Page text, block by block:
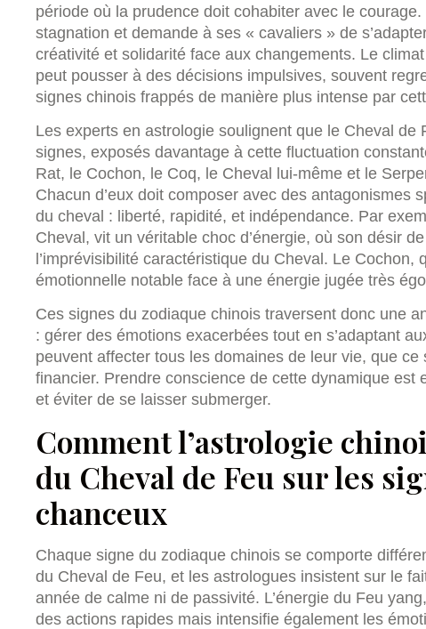
période où la prudence doit cohabiter avec le
stagnation et demande à ses « cavaliers » de
créativité et solidarité face aux changements. Le climat
peut pousser à des décisions impulsives, souvent
signes chinois frappés de manière plus intense par
Les experts en astrologie soulignent que le Cheval de
signes, exposés davantage à cette fluctuation
Rat, le Cochon, le Coq, le Cheval lui-même et le
Chacun d’eux doit composer avec des antagonismes
du cheval : liberté, rapidité, et indépendance. Par
Cheval, vit un véritable choc d’énergie, où son désir
l’imprévisibilité caractéristique du Cheval. Le Cochon,
émotionnelle notable face à une énergie jugée très
Ces signes du zodiaque chinois traversent donc une
: gérer des émotions exacerbées tout en s’adaptant
peuvent affecter tous les domaines de leur vie, que
financier. Prendre conscience de cette dynamique est
et éviter de se laisser submerger.
Comment l’astrologie
du Cheval de Feu sur les
chanceux
Chaque signe du zodiaque chinois se comporte
du Cheval de Feu, et les astrologues insistent sur le
année de calme ni de passivité. L’énergie du Feu
des actions rapides mais intensifie également les